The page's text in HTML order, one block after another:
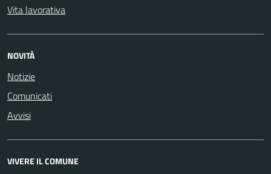
Vita lavorativa
NOVITÀ
Notizie
Comunicati
Avvisi
VIVERE IL COMUNE